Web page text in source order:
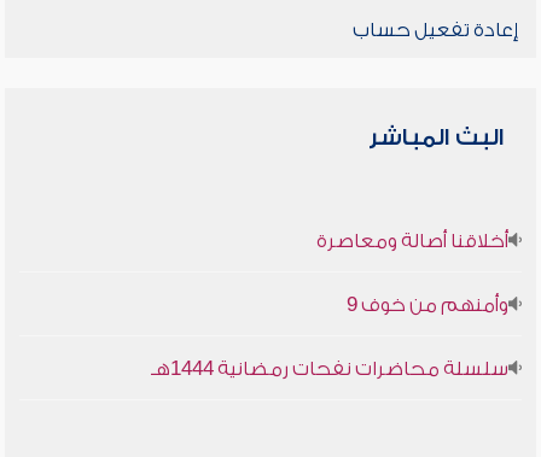
إعادة تفعيل حساب
البث المباشر
أخلاقنا أصالة ومعاصرة
وأمنهم من خوف 9
سلسلة محاضرات نفحات رمضانية 1444هـ